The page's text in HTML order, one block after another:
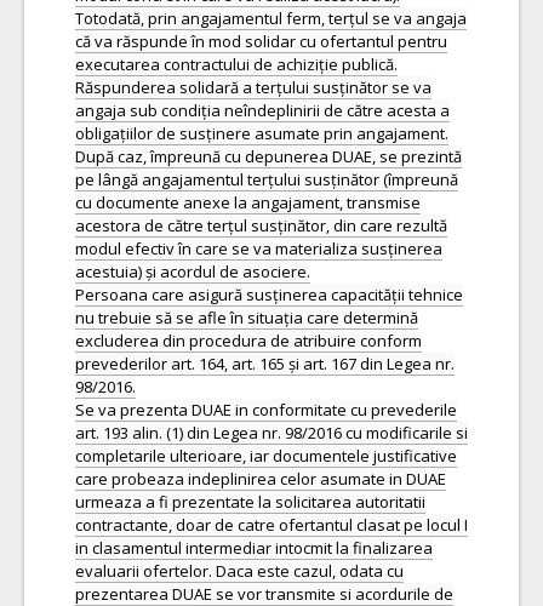
Totodată, prin angajamentul ferm, terțul se va angaja
că va răspunde în mod solidar cu ofertantul pentru
executarea contractului de achiziție publică.
Răspunderea solidară a terțului susținător se va
angaja sub condiția neîndeplinirii de către acesta a
obligațiilor de susținere asumate prin angajament.
După caz, împreună cu depunerea DUAE, se prezintă
pe lângă angajamentul terțului susținător (împreună
cu documente anexe la angajament, transmise
acestora de către terțul susținător, din care rezultă
modul efectiv în care se va materializa susținerea
acestuia) și acordul de asociere.
Persoana care asigură susținerea capacității tehnice
nu trebuie să se afle în situația care determină
excluderea din procedura de atribuire conform
prevederilor art. 164, art. 165 și art. 167 din Legea nr.
98/2016.
Se va prezenta DUAE in conformitate cu prevederile
art. 193 alin. (1) din Legea nr. 98/2016 cu modificarile si
completarile ulterioare, iar documentele justificative
care probeaza indeplinirea celor asumate in DUAE
urmeaza a fi prezentate la solicitarea autoritatii
contractante, doar de catre ofertantul clasat pe locul I
in clasamentul intermediar intocmit la finalizarea
evaluarii ofertelor. Daca este cazul, odata cu
prezentarea DUAE se vor transmite si acordurile de